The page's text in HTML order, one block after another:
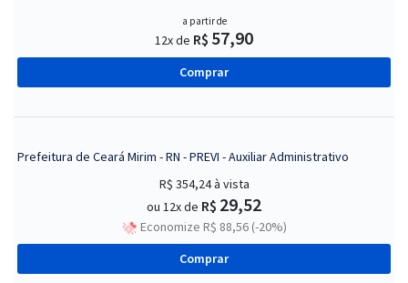
a partir de
12x de R$ 57,90
Comprar
Prefeitura de Ceará Mirim - RN - PREVI - Auxiliar Administrativo
R$ 354,24à vista
ou 12x de R$ 29,52
Economize R$ 88,56 (-20%)
Comprar